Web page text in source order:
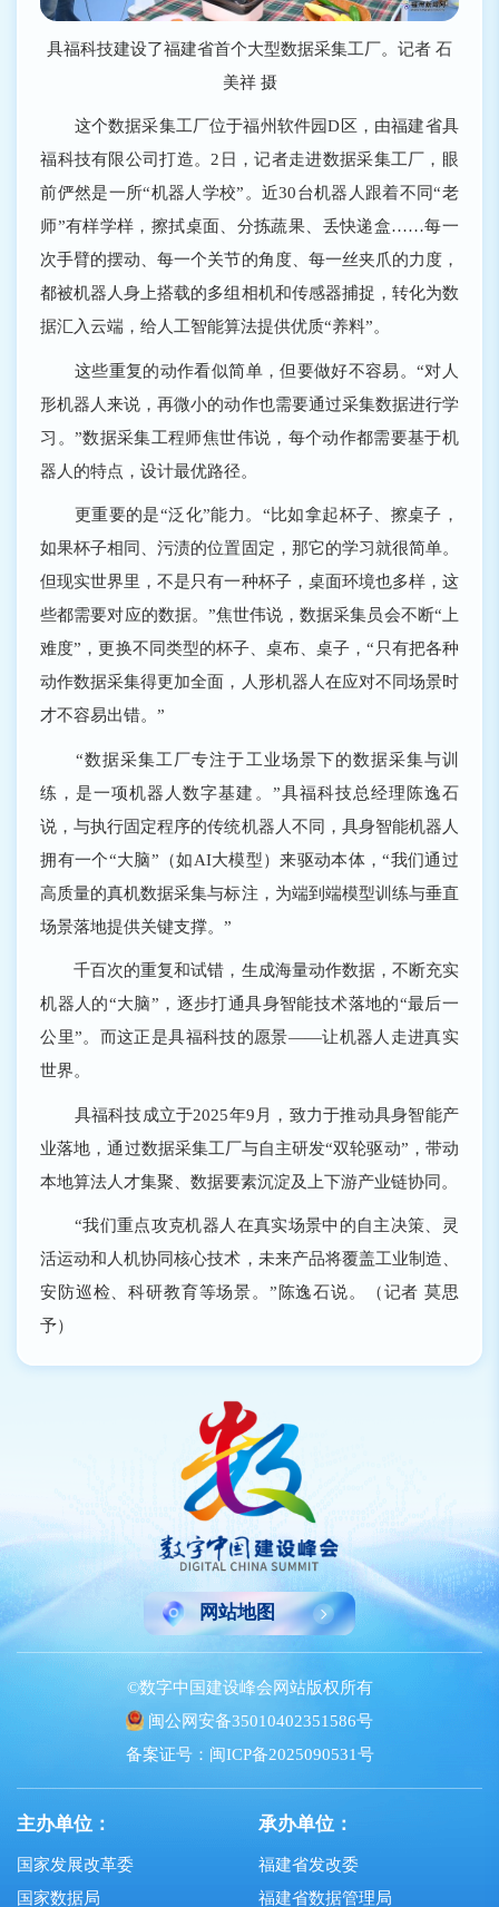
具福科技建设了福建省首个大型数据采集工厂。记者 石
美祥 摄
这个数据采集工厂位于福州软件园D区，由福建省具
福科技有限公司打造。2日，记者走进数据采集工厂，眼
前俨然是一所“机器人学校”。近30台机器人跟着不同“老
师”有样学样，擦拭桌面、分拣蔬果、丢快递盒……每一
次手臂的摆动、每一个关节的角度、每一丝夹爪的力度，
都被机器人身上搭载的多组相机和传感器捕捉，转化为数
据汇入云端，给人工智能算法提供优质“养料”。
这些重复的动作看似简单，但要做好不容易。“对人
形机器人来说，再微小的动作也需要通过采集数据进行学
习。”数据采集工程师焦世伟说，每个动作都需要基于机
器人的特点，设计最优路径。
更重要的是“泛化”能力。“比如拿起杯子、擦桌子，
如果杯子相同、污渍的位置固定，那它的学习就很简单。
但现实世界里，不是只有一种杯子，桌面环境也多样，这
些都需要对应的数据。”焦世伟说，数据采集员会不断“上
难度”，更换不同类型的杯子、桌布、桌子，“只有把各种
动作数据采集得更加全面，人形机器人在应对不同场景时
才不容易出错。”
“数据采集工厂专注于工业场景下的数据采集与训
练，是一项机器人数字基建。”具福科技总经理陈逸石
说，与执行固定程序的传统机器人不同，具身智能机器人
拥有一个“大脑”（如AI大模型）来驱动本体，“我们通过
高质量的真机数据采集与标注，为端到端模型训练与垂直
场景落地提供关键支撑。”
千百次的重复和试错，生成海量动作数据，不断充实
机器人的“大脑”，逐步打通具身智能技术落地的“最后一
公里”。而这正是具福科技的愿景——让机器人走进真实
世界。
具福科技成立于2025年9月，致力于推动具身智能产
业落地，通过数据采集工厂与自主研发“双轮驱动”，带动
本地算法人才集聚、数据要素沉淀及上下游产业链协同。
“我们重点攻克机器人在真实场景中的自主决策、灵
活运动和人机协同核心技术，未来产品将覆盖工业制造、
安防巡检、科研教育等场景。”陈逸石说。（记者 莫思
予）
网站地图
©数字中国建设峰会网站版权所有
闽公网安备35010402351586号
备案证号：闽ICP备2025090531号
主办单位：
国家发展改革委
国家数据局
承办单位：
福建省发改委
福建省数据管理局